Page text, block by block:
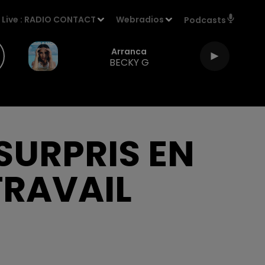
Live : RADIO CONTACT Webradios Podcasts
Arranca
BECKY G
EN